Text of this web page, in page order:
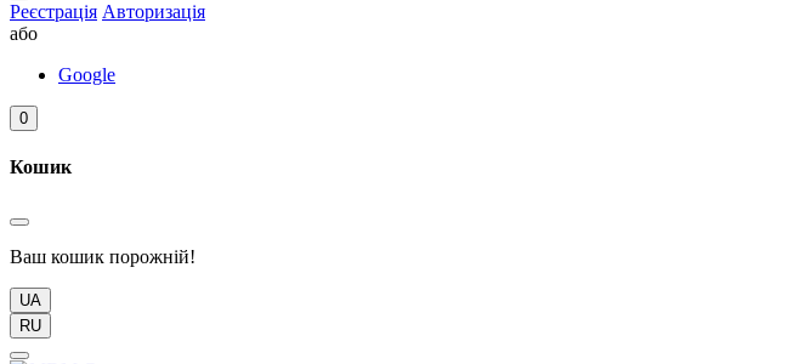
Реєстрація Авторизація
або
Google
0
Кошик
Ваш кошик порожній!
UA
RU